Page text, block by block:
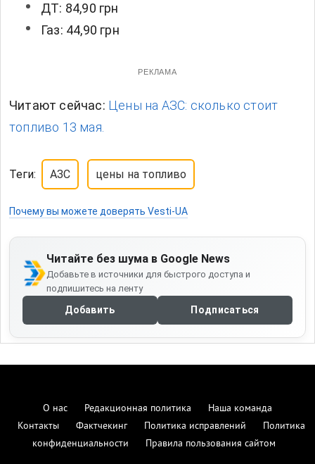
ДТ: 84,90 грн
Газ: 44,90 грн
РЕКЛАМА
Читают сейчас: Цены на АЗС: сколько стоит
топливо 13 мая.
Теги: АЗС цены на топливо
Почему вы можете доверять Vesti-UA
Читайте без шума в Google News
Добавьте в источники для быстрого доступа и
подпишитесь на ленту
Добавить Подписаться
О нас Редакционная политика
Наша команда
Контакты
Фактчекинг Политика исправлений
Политика
конфиденциальности
Правила пользования сайтом